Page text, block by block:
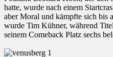
hatte, wurde nach einem
aber Moral und kämpfte sich bis
wurde Tim Kühner, während
seinem Comeback Platz sechs